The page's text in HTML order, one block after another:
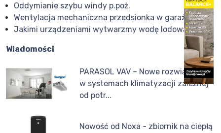
Oddymianie szybu windy p.poż.
Wentylacja mechaniczna przedsionka w garażu
Jakimi urządzeniami wytwarzmy wodę lodową
Wiadomości
PARASOL VAV – Nowe rozwiązanie
w systemach klimatyzacji zależnej
od potr...
Nowość od Noxa - zbiornik na ciepłą